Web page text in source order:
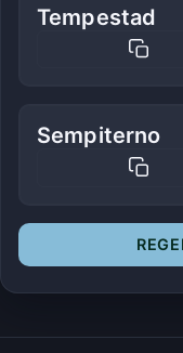
Tempestad
Sempiterno